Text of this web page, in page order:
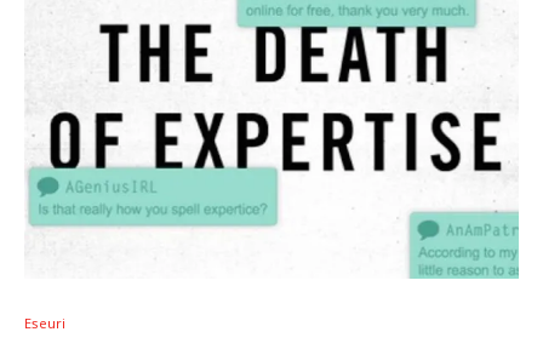
Eseuri